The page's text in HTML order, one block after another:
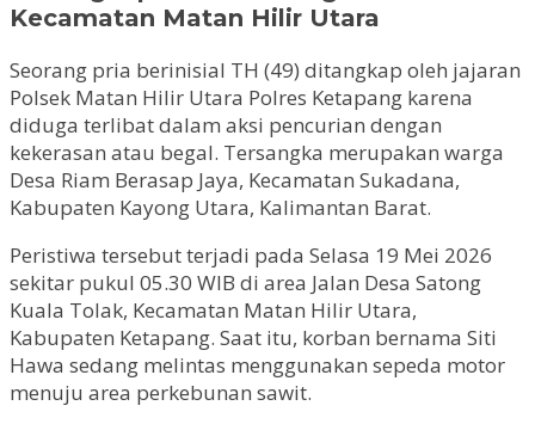
Kecamatan Matan Hilir Utara
Seorang pria berinisial TH (49) ditangkap oleh jajaran
Polsek Matan Hilir Utara Polres Ketapang karena
diduga terlibat dalam aksi pencurian dengan
kekerasan atau begal. Tersangka merupakan warga
Desa Riam Berasap Jaya, Kecamatan Sukadana,
Kabupaten Kayong Utara, Kalimantan Barat.
Peristiwa tersebut terjadi pada Selasa 19 Mei 2026
sekitar pukul 05.30 WIB di area Jalan Desa Satong
Kuala Tolak, Kecamatan Matan Hilir Utara,
Kabupaten Ketapang. Saat itu, korban bernama Siti
Hawa sedang melintas menggunakan sepeda motor
menuju area perkebunan sawit.